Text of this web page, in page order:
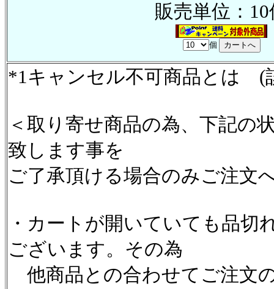
販売単位：10
個
*1キャンセル不可商品とは (
＜取り寄せ商品の為、下記の
致します事を
ご了承頂ける場合のみご注文
・カートが開いていても品切
ございます。その為
他商品との合わせてご注文